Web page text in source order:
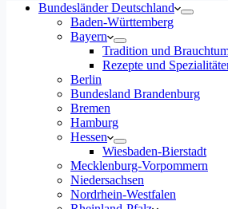
Bundesländer Deutschland
Baden-Württemberg
Bayern
Tradition und
Rezepte und
Berlin
Bundesland Brandenburg
Bremen
Hamburg
Hessen
Wiesbaden-Bierstadt
Mecklenburg-Vorpommern
Niedersachsen
Nordrhein-Westfalen